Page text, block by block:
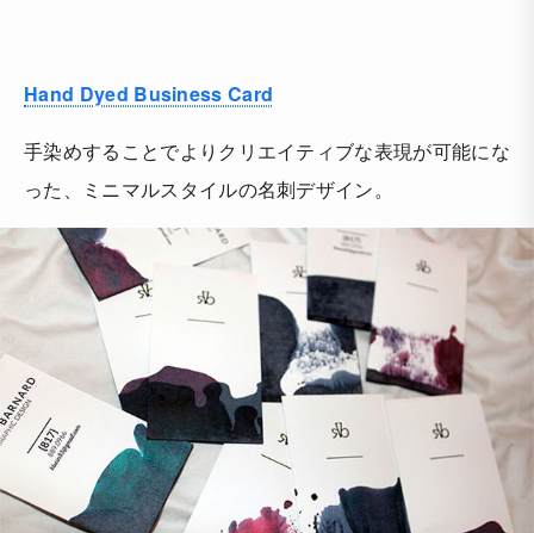
Hand Dyed Business Card
手染めすることでよりクリエイティブな表現が可能にな
った、ミニマルスタイルの名刺デザイン。